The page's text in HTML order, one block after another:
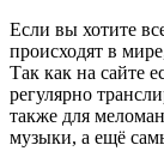
Если вы хотите
происходят в
Так как на сайте
регулярно
также для
музыки, а ещё